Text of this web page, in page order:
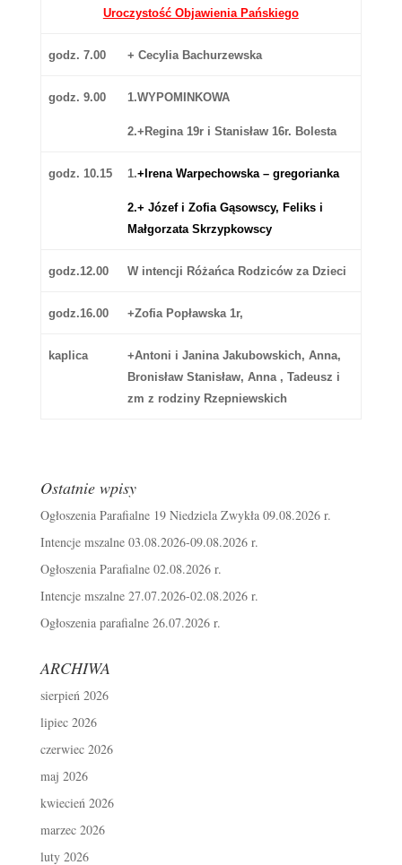
Uroczystość Objawienia Pańskiego
godz. 7.00 + Cecylia Bachurzewska
godz. 9.00 1.WYPOMINKOWA
2.+Regina 19r i Stanisław 16r. Bolesta
godz. 10.15 1.+ Irena Warpechowska – gregorianka
2.+ Józef i Zofia Gąsowscy, Feliks i
Małgorzata Skrzypkowscy
godz.12.00 W intencji Różańca Rodziców za Dzieci
godz.16.00 +Zofia Popławska 1r,
kaplica
+Antoni i Janina Jakubowskich, Anna,
Bronisław Stanisław, Anna , Tadeusz i
zm z rodziny Rzepniewskich
Ostatnie wpisy
Ogłoszenia Parafialne 19 Niedziela Zwykła 09.08.2026 r.
Intencje mszalne 03.08.2026-09.08.2026 r.
Ogłoszenia Parafialne 02.08.2026 r.
Intencje mszalne 27.07.2026-02.08.2026 r.
Ogłoszenia parafialne 26.07.2026 r.
ARCHIWA
sierpień 2026
lipiec 2026
czerwiec 2026
maj 2026
kwiecień 2026
marzec 2026
luty 2026